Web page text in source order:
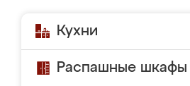
Кухни
Распашные шкафы